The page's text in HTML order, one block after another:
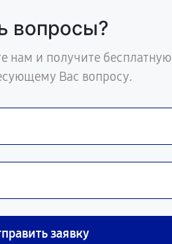
вопросы?
нам и получите бесплатную
Вас вопросу.
заявку